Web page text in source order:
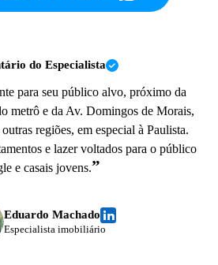
do Especialista
para seu público alvo, próximo da
metrô e da Av. Domingos de Morais,
regiões, em especial à Paulista.
e lazer voltados para o público
e casais jovens.”
Eduardo Machado
Especialista imobiliário